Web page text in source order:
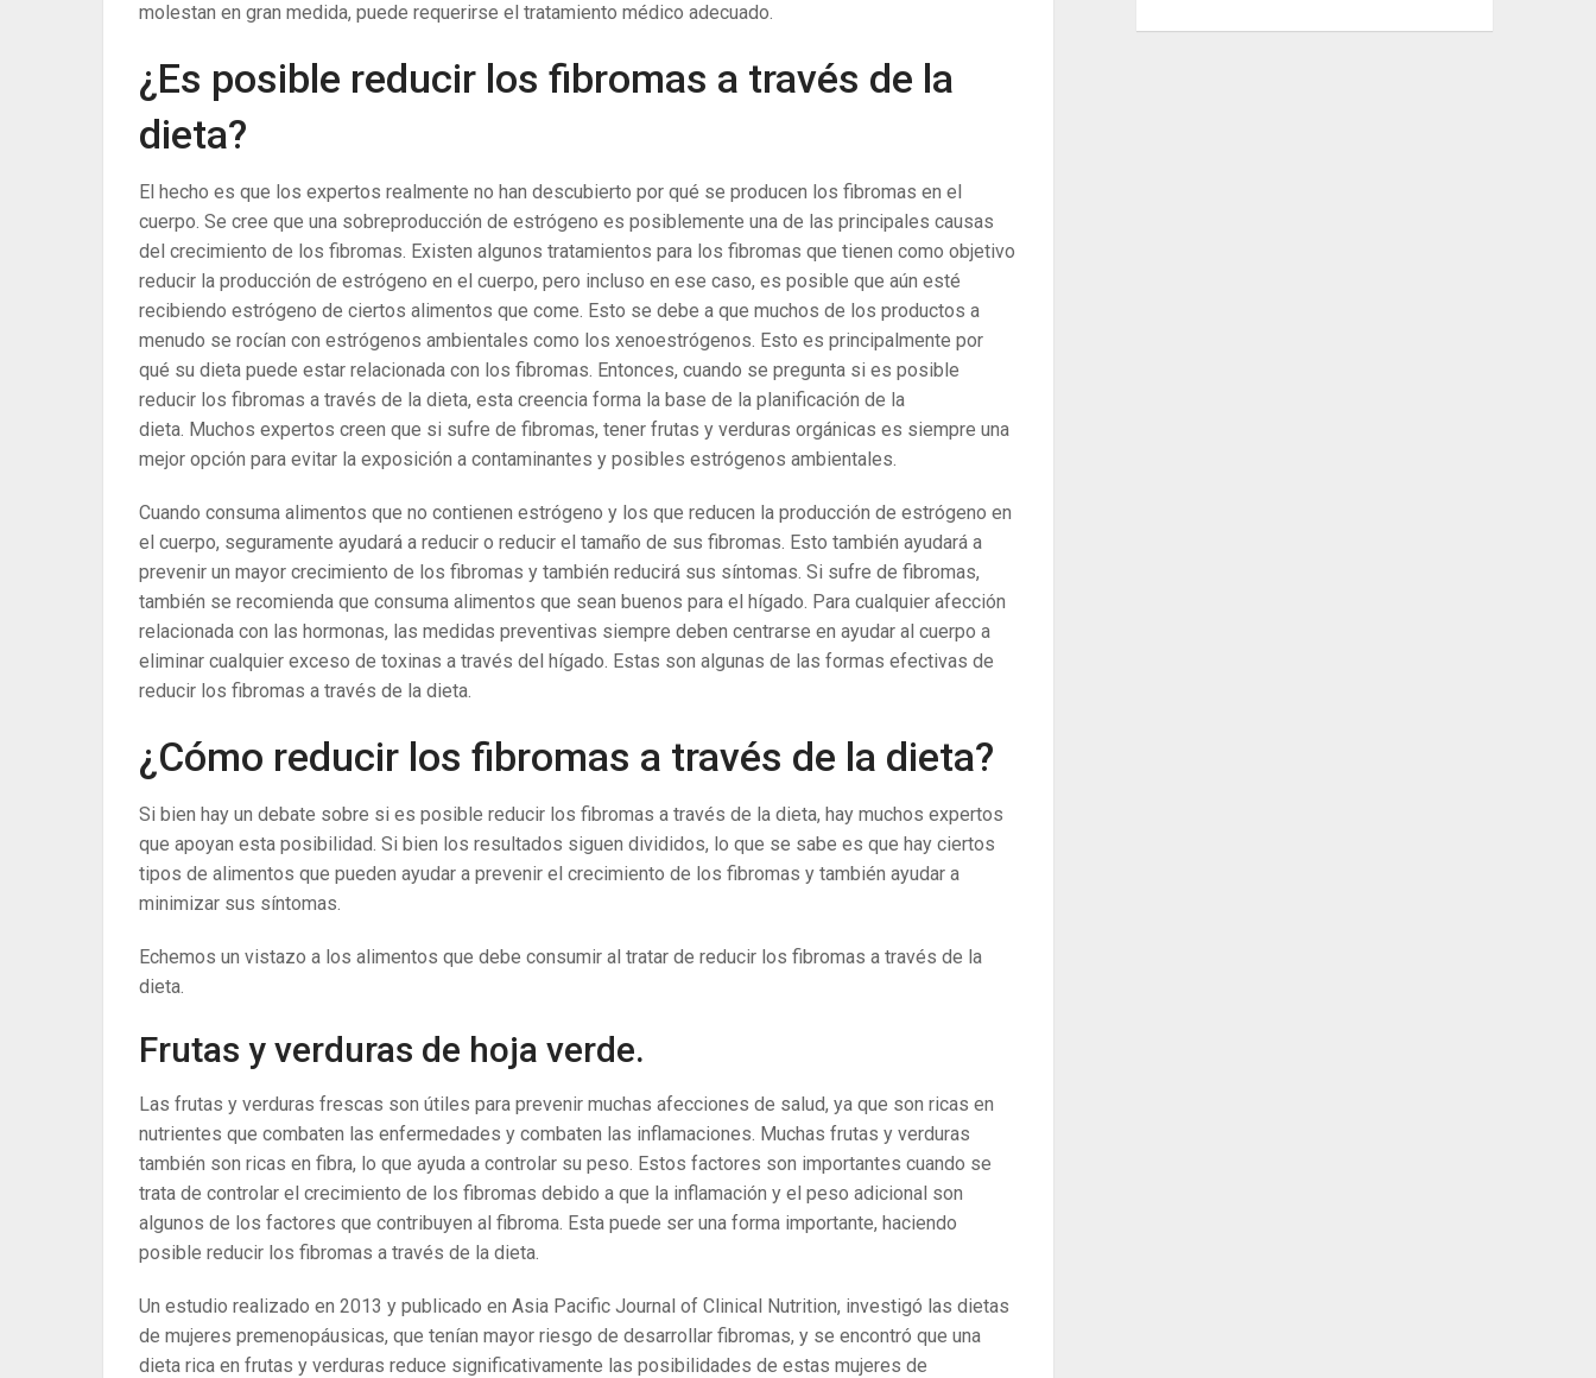
molestan en gran medida, puede requerirse el tratamiento médico adecuado.
¿Es posible reducir los fibromas a través de la
dieta?
El hecho es que los expertos realmente no han descubierto por qué se producen los fibromas en el
cuerpo. Se cree que una sobreproducción de estrógeno es posiblemente una de las principales causas
del crecimiento de los fibromas. Existen algunos tratamientos para los fibromas que tienen como objetivo
reducir la producción de estrógeno en el cuerpo, pero incluso en ese caso, es posible que aún esté
recibiendo estrógeno de ciertos alimentos que come. Esto se debe a que muchos de los productos a
menudo se rocían con estrógenos ambientales como los xenoestrógenos. Esto es principalmente por
qué su dieta puede estar relacionada con los fibromas. Entonces, cuando se pregunta si es posible
reducir los fibromas a través de la dieta, esta creencia forma la base de la planificación de la
dieta. Muchos expertos creen que si sufre de fibromas, tener frutas y verduras orgánicas es siempre una
mejor opción para evitar la exposición a contaminantes y posibles estrógenos ambientales.
Cuando consuma alimentos que no contienen estrógeno y los que reducen la producción de estrógeno en
el cuerpo, seguramente ayudará a reducir o reducir el tamaño de sus fibromas. Esto también ayudará a
prevenir un mayor crecimiento de los fibromas y también reducirá sus síntomas. Si sufre de fibromas,
también se recomienda que consuma alimentos que sean buenos para el hígado. Para cualquier afección
relacionada con las hormonas, las medidas preventivas siempre deben centrarse en ayudar al cuerpo a
eliminar cualquier exceso de toxinas a través del hígado. Estas son algunas de las formas efectivas de
reducir los fibromas a través de la dieta.
¿Cómo reducir los fibromas a través de la dieta?
Si bien hay un debate sobre si es posible reducir los fibromas a través de la dieta, hay muchos expertos
que apoyan esta posibilidad. Si bien los resultados siguen divididos, lo que se sabe es que hay ciertos
tipos de alimentos que pueden ayudar a prevenir el crecimiento de los fibromas y también ayudar a
minimizar sus síntomas.
Echemos un vistazo a los alimentos que debe consumir al tratar de reducir los fibromas a través de la
dieta.
Frutas y verduras de hoja verde.
Las frutas y verduras frescas son útiles para prevenir muchas afecciones de salud, ya que son ricas en
nutrientes que combaten las enfermedades y combaten las inflamaciones. Muchas frutas y verduras
también son ricas en fibra, lo que ayuda a controlar su peso. Estos factores son importantes cuando se
trata de controlar el crecimiento de los fibromas debido a que la inflamación y el peso adicional son
algunos de los factores que contribuyen al fibroma. Esta puede ser una forma importante, haciendo
posible reducir los fibromas a través de la dieta.
Un estudio realizado en 2013 y publicado en Asia Pacific Journal of Clinical Nutrition, investigó las dietas
de mujeres premenopáusicas, que tenían mayor riesgo de desarrollar fibromas, y se encontró que una
dieta rica en frutas y verduras reduce significativamente las posibilidades de estas mujeres de